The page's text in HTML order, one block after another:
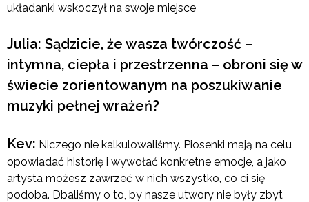
układanki wskoczył na swoje miejsce
Julia: Sądzicie, że wasza twórczość –
intymna, ciepła i przestrzenna – obroni się w
świecie zorientowanym na poszukiwanie
muzyki pełnej wrażeń?
Kev: Niczego nie kalkulowaliśmy. Piosenki mają na celu
opowiadać historię i wywołać konkretne emocje, a jako
artysta możesz zawrzeć w nich wszystko, co ci się
podoba. Dbaliśmy o to, by nasze utwory nie były zbyt